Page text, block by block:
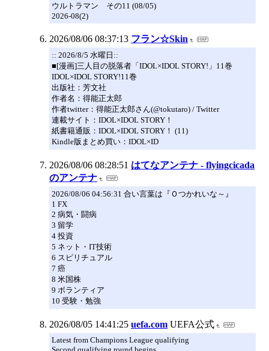
ウルトラマン その11 (08/05)
2026-08(2)
2026/08/06 08:37:13 フラン☆Skin
:: 2026/8/5 水曜日::
■[漫画]三人目の脱落者「IDOL×IDOL STORY!」11巻
IDOL×IDOL STORY!11巻
出版社：芳文社
作者名：得能正太郎
作者twitter：得能正太郎さん(@tokutaro) / Twitter
連載サイト：IDOL×IDOL STORY！
紙書籍通販：IDOL×IDOL STORY！ (11)
Kindle版まとめ買い：IDOL×ID
2026/08/06 08:28:51 はてなアンテナ - flyingcicada
のアンテナ
2026/08/06 04:56:31 合い言葉は『Ｏつかれいな～』
1 FX
2 病気・闘病
3 留学
4 投資
5 ネット・IT技術
6 スピリチュアル
7 癌
8 米国株
9 ボランティア
10 受験・勉強
2026/08/05 14:41:25 uefa.com UEFA公式
Latest from Champions League qualifying